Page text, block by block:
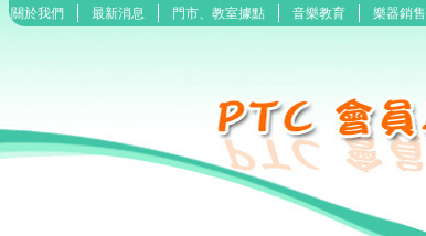
關於我們 最新消息 門市、教室據點 音樂教育 樂器銷售